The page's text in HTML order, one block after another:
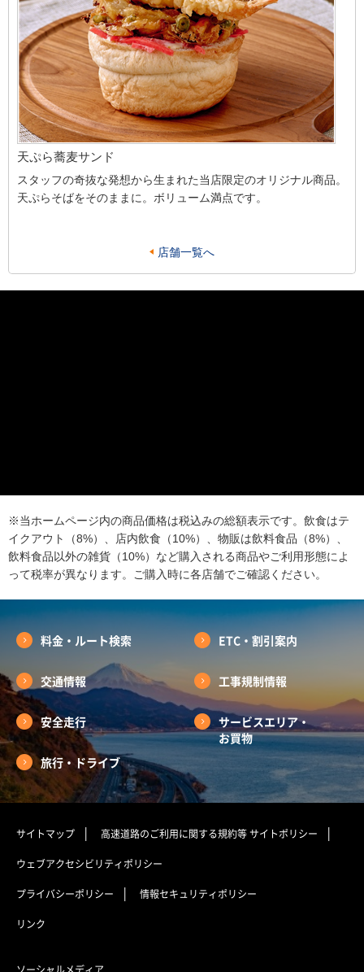
天ぷら蕎麦サンド
スタッフの奇抜な発想から生まれた当店限定のオリジナル商品。
天ぷらそばをそのままに。ボリューム満点です。
店舗一覧へ
※当ホームページ内の商品価格は税込みの総額表示です。飲食はテ
イクアウト（8%）、店内飲食（10%）、物販は飲料食品（8%）、
飲料食品以外の雑貨（10%）など購入される商品やご利用形態によ
って税率が異なります。ご購入時に各店舗でご確認ください。
料金・ルート検索 ETC・割引案内
交通情報 工事規制情報
安全走行
サービスエリア・
お買物
旅行・ドライブ
サイトマップ 高速道路のご利用に関する規約等サイトポリシー
ウェブアクセシビリティポリシー
プライバシーポリシー 情報セキュリティポリシー
リンク